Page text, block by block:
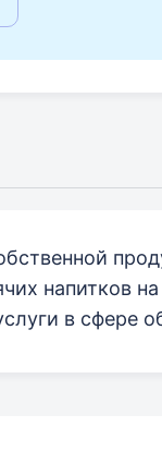
напитков
в сфере